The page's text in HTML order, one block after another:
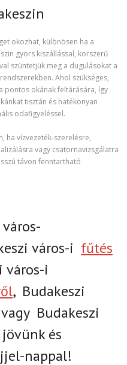
okozhat, különösen ha a
gyors kiszállással, korszerű
szüntetjük meg a dugulásokat a
Ahol szükséges,
pontos okának feltárására, így
tisztán és hatékonyan
odafigyeléssel.
ha vízvezeték-szerelésre,
vagy csatornavizsgálatra
távon fenntartható
város-i fűtés
város-i
, Budakeszi
vagy Budakeszi
és
nappal!